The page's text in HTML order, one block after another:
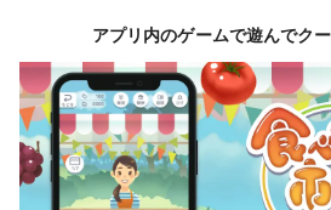
アプリ内のゲームで遊んでク